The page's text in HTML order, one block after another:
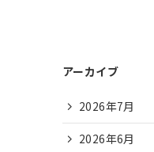
アーカイブ
2026年7月
2026年6月